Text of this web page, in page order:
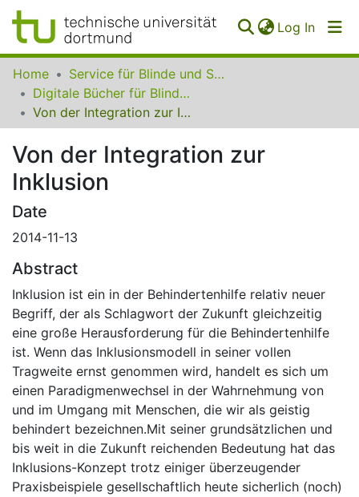
Log In
Communities
Collections
FAQ
Home
Service für Blinde und Sehbehinderte der UB Dortmund
Digitale Bücher für Blinde und Sehbehinderte
Von der Integration zur Inklusion
Von der Integration zur
Inklusion
Date
2014-11-13
Abstract
Inklusion ist ein in der Behindertenhilfe relativ neuer
Begriff, der als Schlagwort der Zukunft gleichzeitig
eine große Herausforderung für die Behindertenhilfe
ist. Wenn das Inklusionsmodell in seiner vollen
Tragweite ernst genommen wird, handelt es sich um
einen Paradigmenwechsel in der Wahrnehmung von
und im Umgang mit Menschen, die wir als geistig
behindert bezeichnen.Mit seiner grundsätzlichen und
bis weit in die Zukunft reichenden Bedeutung hat das
Inklusions-Konzept trotz einiger überzeugender
Praxisbeispiele gesellschaftlich heute sicherlich (noch)